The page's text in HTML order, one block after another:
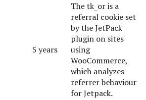
5 years
The tk_or is a
referral cookie set
by the JetPack
plugin on sites
using
WooCommerce,
which analyzes
referrer behaviour
for Jetpack.